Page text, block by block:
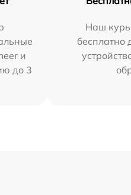
и
до 3
Наш
бесплатно